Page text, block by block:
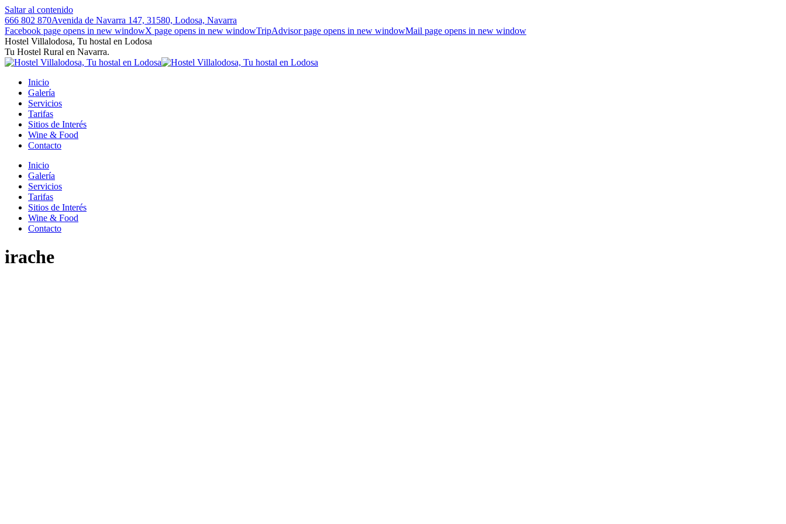
Saltar al contenido
666 802 870Avenida de Navarra 147, 31580, Lodosa, Navarra
Facebook page opens in new windowX page opens in new windowTripAdvisor page opens in new windowMail page opens in new window
Hostel Villalodosa, Tu hostal en Lodosa
Tu Hostel Rural en Navarra.
Inicio
Galería
Servicios
Tarifas
Sitios de Interés
Wine & Food
Contacto
Inicio
Galería
Servicios
Tarifas
Sitios de Interés
Wine & Food
Contacto
irache